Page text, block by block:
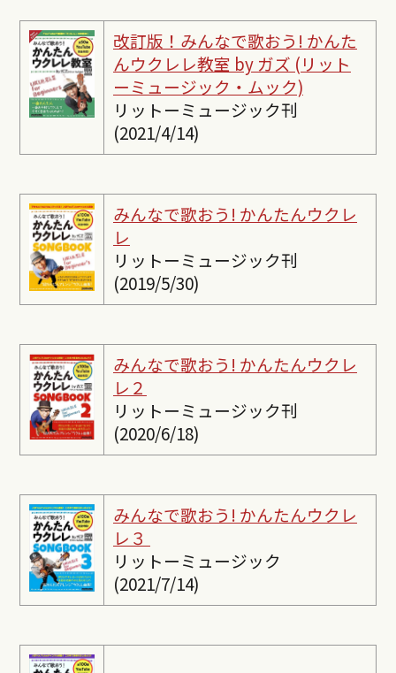
改訂版！みんなで歌おう! かんた
んウクレレ教室 by ガズ (リット
ーミュージック・ムック)
リットーミュージック刊
(2021/4/14)
みんなで歌おう! かんたんウクレ
レ
リットーミュージック刊
(2019/5/30)
みんなで歌おう! かんたんウクレ
レ２
リットーミュージック刊
(2020/6/18)
みんなで歌おう! かんたんウクレ
レ３
リットーミュージック
(2021/7/14)